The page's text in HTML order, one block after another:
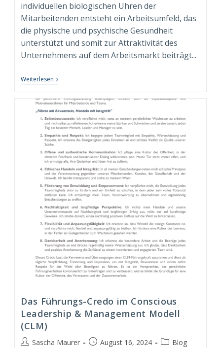
individuellen biologischen Uhren der
Mitarbeitenden entsteht ein Arbeitsumfeld, das
die physische und psychische Gesundheit
unterstützt und somit zur Attraktivität des
Unternehmens auf dem Arbeitsmarkt beiträgt...
Weiterlesen Rhythmus
Der
Wie
Chrono-
Working
Die
Arbeitswelt
Revolutioniert
Das Führungs-Credo im Conscious
Leadership & Management Modell
(CLM)
Beitrags-
Sascha Maurer
BeitragAugust 16, 2024
Beitrags-
Blog